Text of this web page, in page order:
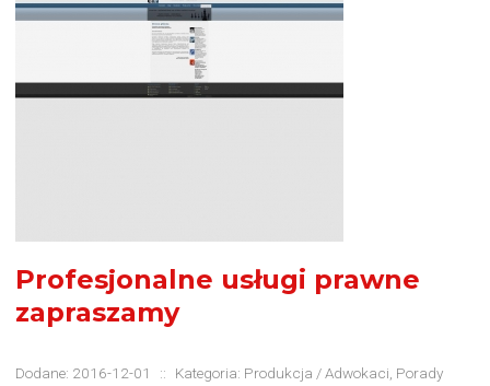
Profesjonalne usługi prawne
zapraszamy
Dodane: 2016-12-01 ::
Kategoria: Produkcja / Adwokaci, Porady